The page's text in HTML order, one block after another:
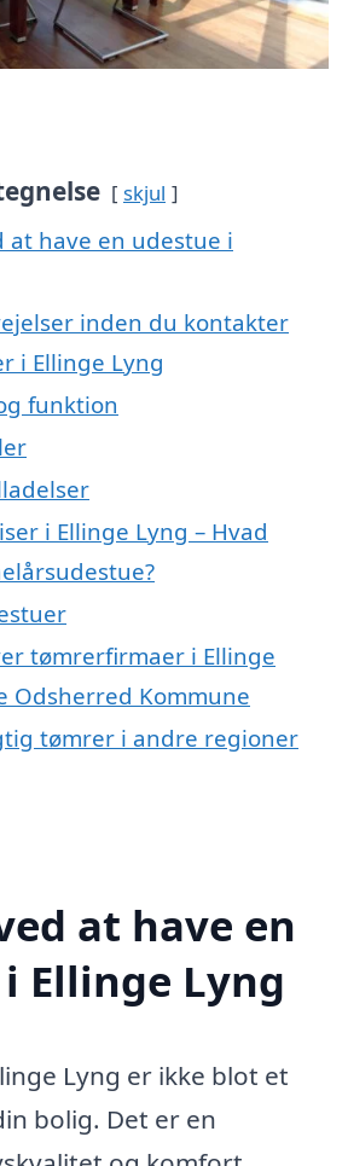
skjul
at have en udestue i
inden du kontakter
i Ellinge Lyng
funktion
i Ellinge Lyng – Hvad
tømrerfirmaer i Ellinge
Odsherred Kommune
tømrer i andre regioner
at have en
Ellinge Lyng
Lyng er ikke blot et
bolig. Det er en